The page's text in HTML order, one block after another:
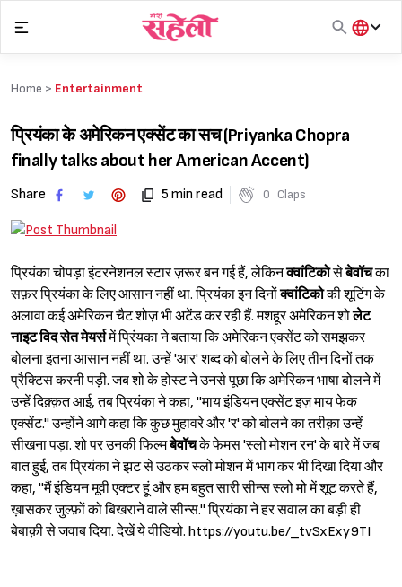
content
हिंदी
Home > Entertainment
प्रियंका के अमेरिकन एक्सेंट का सच (Priyanka Chopra
finally talks about her American Accent)
Share 5 min read 0 Claps
प्रियंका चोपड़ा इंटरनेशनल स्टार ज़रूर बन गई हैं, लेकिनक्वांटिकोसेबेवॉचका
सफ़र प्रियंका के लिए आसान नहीं था. प्रियंका इन दिनोंक्वांटिकोकी शूटिंग के
अलावा कई अमेरिकन चैट शोज़ भी अटेंड कर रही हैं. मशहूर अमेरिकन शोलेट
नाइट विद सेत मेयर्समें प्रिंयका ने बताया कि अमेरिकन एक्सेंट को समझकर
बोलना इतना आसान नहीं था. उन्हें 'आर' शब्द को बोलने के लिए तीन दिनों तक
प्रैक्टिस करनी पड़ी. जब शो के होस्ट ने उनसे पूछा कि अमेरिकन भाषा बोलने में
उन्हें दिक़्क़त आई, तब प्रियंका ने कहा, ''माय इंडियन एक्सेंट इज़ माय फेक
एक्सेंट.'' उन्होंने आगे कहा कि कुछ मुहावरे और 'र' को बोलने का तरीक़ा उन्हें
सीखना पड़ा. शो पर उनकी फिल्मबेवॉचके फेमस 'स्लो मोशन रन' के बारे में जब
बात हुई, तब प्रियंका ने झट से उठकर स्लो मोशन में भाग कर भी दिखा दिया और
कहा, ''मैं इंडियन मूवी एक्टर हूं और हम बहुत सारी सीन्स स्लो मो में शूट करते हैं,
ख़ासकर जुल्फ़ों को बिखराने वाले सीन्स.'' प्रियंका ने हर सवाल का बड़ी ही
बेबाक़ी से जवाब दिया. देखें ये वीडियो. https://youtu.be/_tvSxExy9TI